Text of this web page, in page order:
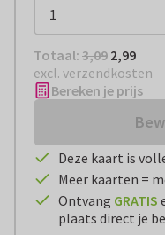
Totaal: € 2,99
Totaal: 3,09 2,99
excl. verzendkosten
Bereken je prijs
Deze kaart is
Meer kaarten =
Ontvang GRATIS
plaats direct je